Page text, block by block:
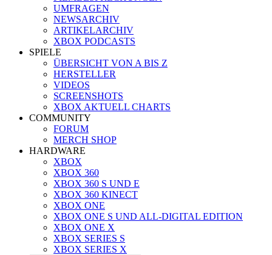
UMFRAGEN
NEWSARCHIV
ARTIKELARCHIV
XBOX PODCASTS
SPIELE
ÜBERSICHT VON A BIS Z
HERSTELLER
VIDEOS
SCREENSHOTS
XBOX AKTUELL CHARTS
COMMUNITY
FORUM
MERCH SHOP
HARDWARE
XBOX
XBOX 360
XBOX 360 S UND E
XBOX 360 KINECT
XBOX ONE
XBOX ONE S UND ALL-DIGITAL EDITION
XBOX ONE X
XBOX SERIES S
XBOX SERIES X